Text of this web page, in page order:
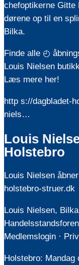
chefoptikerne Gitte
dørene op til en
Bilka.
Finde alle ◴
Louis Nielsen
Læs mere her!
http s://dagbladet-
niels…
Louis
Holstebro
Louis Nielsen
holstebro-struer.dk
Louis Nielsen,
Medlemslogin ·
Holstebro: Mandag